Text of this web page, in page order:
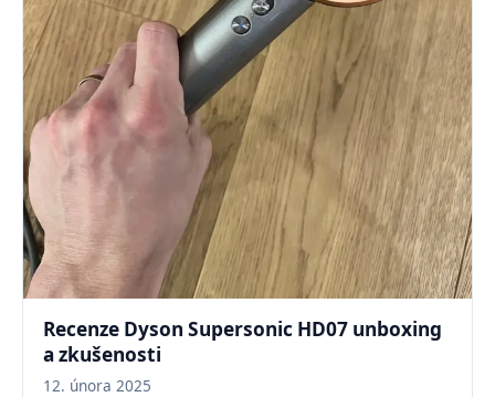
Recenze Dyson Supersonic HD07 unboxing
a zkušenosti
12. února 2025